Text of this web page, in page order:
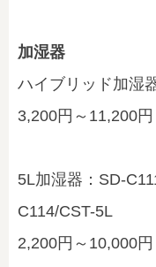
加湿器
ハイブリッド加湿
3,200円～11,200円
5L加湿器：SD-
C114/CST-5L
2,200円～10,000円